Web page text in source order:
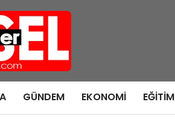
GÜNDEM EKONOMI EĞITIM